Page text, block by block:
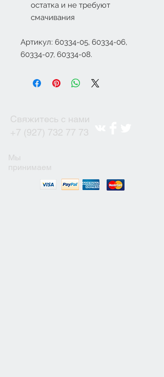
остатка и не требуют
смачивания
Артикул: 60334-05, 60334-06,
60334-07, 60334-08.
Свяжитесь с нами
+7 (927) 732 77 73
Мы
принимаем